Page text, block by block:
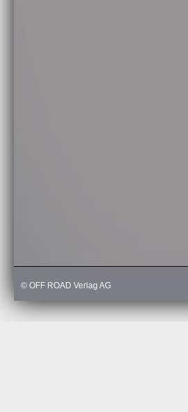
© OFF ROAD Verlag AG